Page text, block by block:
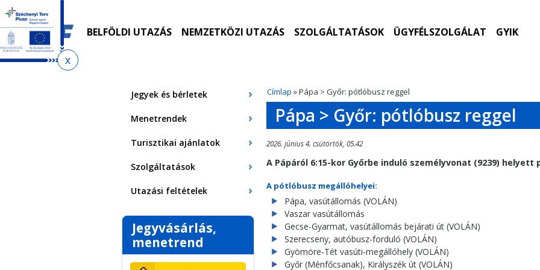
Ugrás
menetrendkeresőhöz
Ugrás
az
almenühöz
Ugrás
tartalomra
Ugrás
az
oldaltérképre
BELFÖLDI UTAZÁS NEMZETKÖZI UTAZÁS SZOLGÁLTATÁSOK ÜGYFÉLSZOLGÁLAT GYIK
Címlap » Pápa > Győr: pótlóbusz reggel
Jegyek és bérletek
Menetrendek
Turisztikai ajánlatok
Szolgáltatások
Utazási feltételek
Jegyvásárlás,
menetrend
Pápa > Győr: pótlóbusz reggel
2026. június 4. csütörtök, 05.42
A Pápáról 6:15-kor Győrbe induló személyvonat (9239)
A pótlóbusz megállóhelyei:
Pápa, vasútállomás (VOLÁN)
Vaszar vasútállomás
Gecse-Gyarmat, vasútállomás bejárati út (VOLÁN)
Szerecseny, autóbusz-forduló (VOLÁN)
Gyömöre-Tét vasúti-megállóhely (VOLÁN)
Győr (Ménfőcsanak), Királyszék út (VOLÁN)